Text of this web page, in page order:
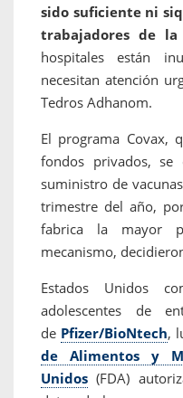
sido suficiente ni
trabajadores de la
hospitales están
necesitan atención
Tedros Adhanom.
El programa Covax,
fondos privados,
suministro de
trimestre del año,
fabrica la mayor
mecanismo,
Estados Unidos
adolescentes de
de Pfizer/BioNtech,
de Alimentos y
Unidos (FDA)